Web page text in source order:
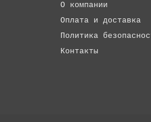
О компании
Оплата и доставка
Политика
Контакты